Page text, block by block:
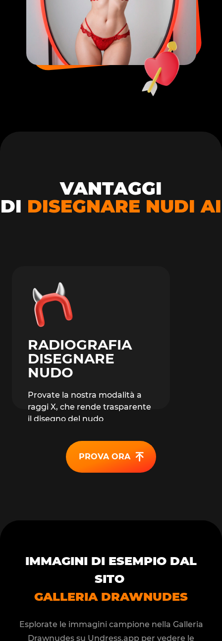
VANTAGGI
DI DISEGNARE NUDI AI
RADIOGRAFIA
DISEGNARE
NUDO
Provate la nostra modalità a
raggi X, che rende trasparente
il disegno del nudo
PROVA ORA
IMMAGINI DI ESEMPIO DAL
SITO
GALLERIA DRAWNUDES
Esplorate le immagini campione nella Galleria
Drawnudes su Undress.app per vedere le